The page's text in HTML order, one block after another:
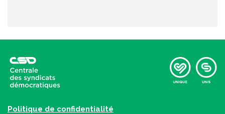
Politique de confidentialité